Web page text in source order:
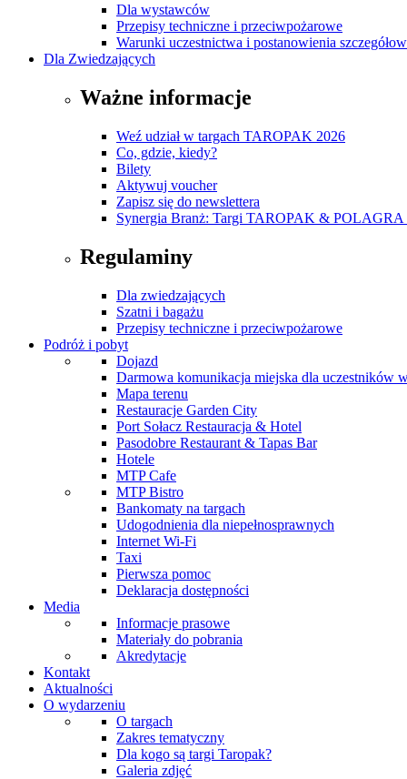
Dla wystawców
Przepisy techniczne i przeciwpożarowe
Warunki uczestnictwa i postanowienia
Dla Zwiedzających
Ważne informacje
Weź udział w targach TAROPAK 2026
Co, gdzie, kiedy?
Bilety
Aktywuj voucher
Zapisz się do newslettera
Synergia Branż: Targi TAROPAK & POLAGRA
Regulaminy
Dla zwiedzających
Szatni i bagażu
Przepisy techniczne i przeciwpożarowe
Podróż i pobyt
Dojazd
Darmowa komunikacja miejska dla uczestników
Mapa terenu
Restauracje Garden City
Port Sołacz Restauracja & Hotel
Pasodobre Restaurant & Tapas Bar
Hotele
MTP Cafe
MTP Bistro
Bankomaty na targach
Udogodnienia dla niepełnosprawnych
Internet Wi-Fi
Taxi
Pierwsza pomoc
Deklaracja dostępności
Media
Informacje prasowe
Materiały do pobrania
Akredytacje
Kontakt
Aktualności
O wydarzeniu
O targach
Zakres tematyczny
Dla kogo są targi Taropak?
Galeria zdjęć